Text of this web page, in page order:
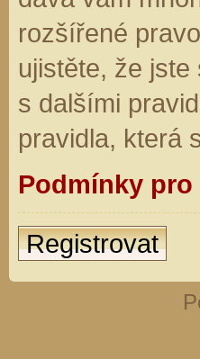
rozšířené
ujistěte, že
s dalšími
pravidla, která
Podmínky
Registrovat